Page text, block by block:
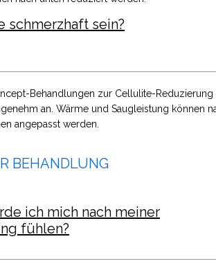
schmerzhaft sein?
Behandlungen zur Cellulite-Reduzierung
an. Wärme und Saugleistung können
angepasst werden.
BEHANDLUNG
ich mich nach meiner
fühlen?